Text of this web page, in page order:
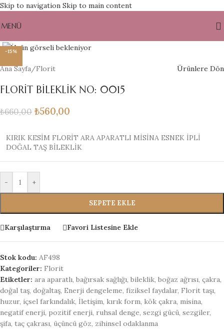
Skip to navigation Skip to main content
MENÜ
-15%
Ana Sayfa /Florit Ürünlere Dön
FLORİT BİLEKLİK NO: 0015
₺660,00 ₺560,00
KIRIK KESİM FLORİT ARA APARATLI MİSİNA ESNEK İPLİ
DOĞAL TAŞ BİLEKLİK
- +
SEPETE EKLE
Karşılaştırma Favori Listesine Ekle
Stok kodu: AF498
Kategoriler: Florit
Etiketler: ara aparatlı, bağırsak sağlığı, bileklik, boğaz ağrısı, çakra,
doğal taş, doğaltaş, Enerji dengeleme, fiziksel faydalar, Florit taşı,
huzur, içsel farkındalık, İletişim, kırık form, kök çakra, misina,
negatif enerji, pozitif enerji, ruhsal denge, sezgi gücü, sezgiler,
şifa, taç çakrası, üçüncü göz, zihinsel odaklanma